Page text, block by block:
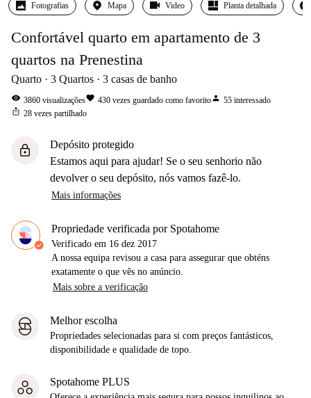
Fotografias Mapa Video Planta detalhada
Confortável quarto em apartamento de 3
quartos na Prenestina
Quarto 3 Quartos 3 casas de banho
visibility 3860 visualizaçõesfavorite 430 vezes guardado como favoritoperson 55 interessado
ios_share 28 vezes partilhado
lock
Depósito protegido
Estamos aqui para ajudar! Se o seu senhorio não
devolver o seu depósito, nós vamos fazê-lo.
Mais informações
Propriedade verificada por Spotahome
Verificado em 16 dez 2017
A nossa equipa revisou a casa para assegurar que obténs
exatamente o que vês no anúncio.
Mais sobre a verificação
Melhor escolha
Propriedades selecionadas para si com preços fantásticos,
disponibilidade e qualidade de topo.
Spotahome PLUS